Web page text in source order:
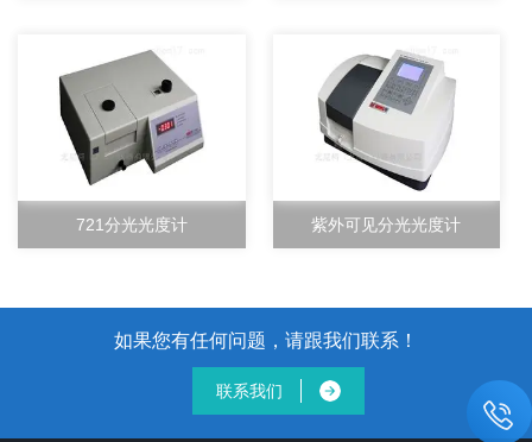
721分光光度计 紫外可见分光光度计
如果您有任何问题，请跟我们联系！
联系我们